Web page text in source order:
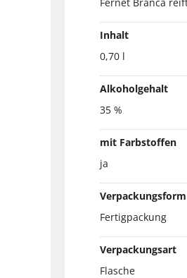
Inhalt
0,70 l
Alkoholgehalt
35 %
mit Farbstoffen
ja
Verpackungsform
Fertigpackung
Verpackungsart
Flasche